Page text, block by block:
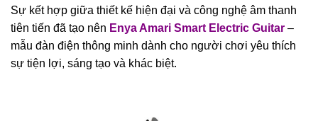
Sự kết hợp giữa thiết kế hiện đại và công nghệ âm thanh
tiên tiến đã tạo nên Enya Amari Smart Electric Guitar –
mẫu đàn điện thông minh dành cho người chơi yêu thích
sự tiện lợi, sáng tạo và khác biệt.